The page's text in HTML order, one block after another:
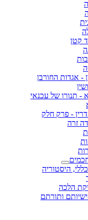
קטן
- אגדות החורבן
- תנורו של עכנאי
- פרק חלק
זרה
היסטוריה
הלכה
ותורתם